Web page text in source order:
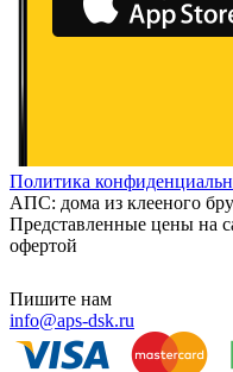
Политика
АПС: дома из клееного
Представленные цены на
офертой
Пишите нам
info@aps-dsk.ru